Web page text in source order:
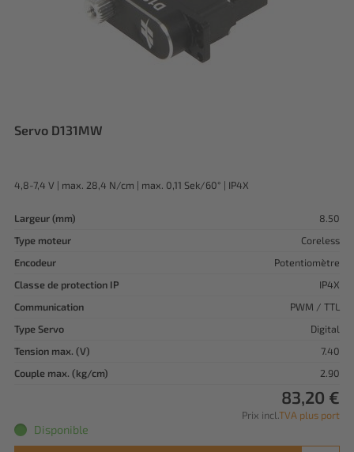
Servo D131MW
4,8-7,4 V | max. 28,4 N/cm | max. 0,11 Sek/60° | IP4X
Largeur (mm)
8.50
Type moteur
Coreless
Encodeur
Potentiomètre
Classe de protection IP
IP4X
Communication
PWM / TTL
Type Servo
Digital
Tension max. (V)
7.40
Couple max. (kg/cm)
2.90
83,20 €
Prix incl. TVA plus port
Disponible